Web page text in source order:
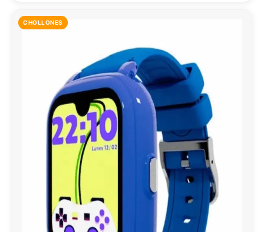
CHOLLONES